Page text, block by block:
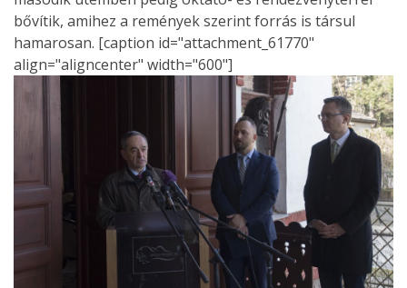
bővítik, amihez a remények szerint forrás is társul
hamarosan. [caption id="attachment_61770"
align="aligncenter" width="600"]